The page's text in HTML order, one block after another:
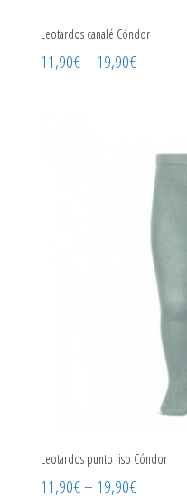
Leotardos canalé Cóndor
11,90€– 19,90€
Leotardos punto liso Cóndor
11,90€– 19,90€